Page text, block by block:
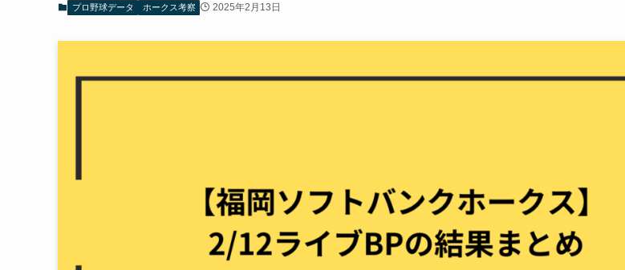
プロ野球データ ホークス考察 2025年2月13日